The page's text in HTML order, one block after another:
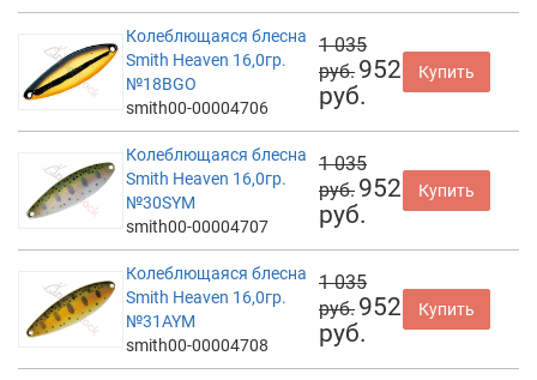
Колеблющаяся блесна
Smith Heaven 16,0гр.
№18BGO
smith00-00004706
1 035
руб. 952
руб.
Купить
Колеблющаяся блесна
Smith Heaven 16,0гр.
№30SYM
smith00-00004707
1 035
руб. 952
руб.
Купить
Колеблющаяся блесна
Smith Heaven 16,0гр.
№31AYM
smith00-00004708
1 035
руб. 952
руб.
Купить